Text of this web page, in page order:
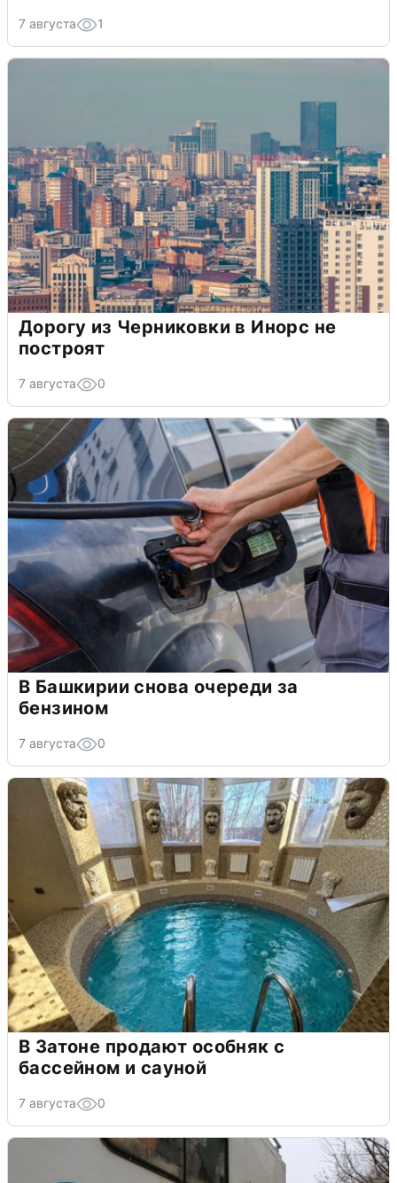
7 августа 1
Дорогу из Черниковки в Инорс не
построят
7 августа 0
В Башкирии снова очереди за
бензином
7 августа 0
В Затоне продают особняк с
бассейном и сауной
7 августа 0